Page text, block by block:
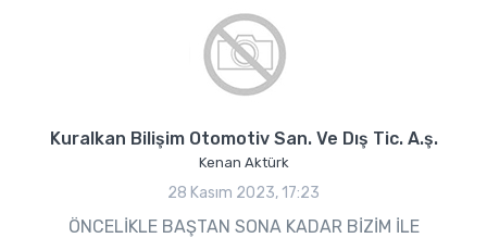
Kuralkan Bilişim Otomotiv San. Ve Dış Tic. A.ş.
Kenan Aktürk
28 Kasım 2023, 17:23
ÖNCELİKLE BAŞTAN SONA KADAR BİZİM İLE